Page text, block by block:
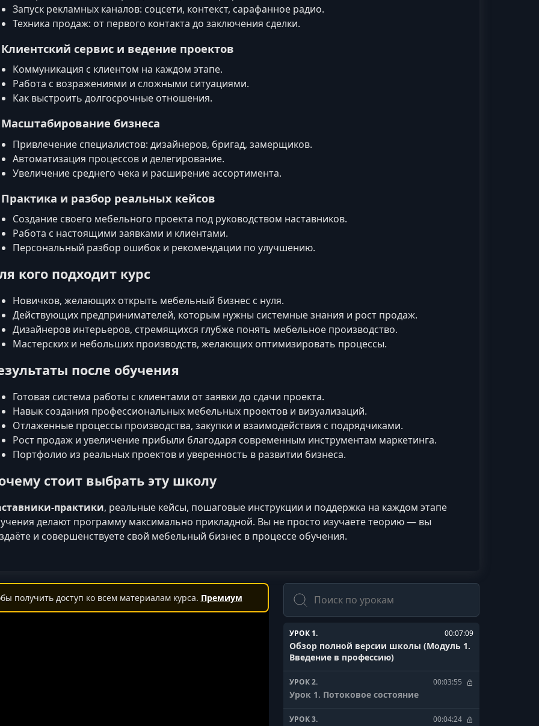
Запуск рекламных каналов: соцсети, контекст, сарафанное радио.
Техника продаж: от первого контакта до заключения сделки.
сервис и ведение проектов
Коммуникация с клиентом на каждом этапе.
Работа с возражениями и сложными ситуациями.
Как выстроить долгосрочные отношения.
бизнеса
Привлечение специалистов: дизайнеров, бригад, замерщиков.
Автоматизация процессов и делегирование.
Увеличение среднего чека и расширение ассортимента.
и разбор реальных кейсов
Создание своего мебельного проекта под руководством наставников.
Работа с настоящими заявками и клиентами.
Персональный разбор ошибок и рекомендации по улучшению.
кого подходит курс
Новичков, желающих открыть мебельный бизнес с нуля.
Действующих предпринимателей, которым нужны системные знания и рост продаж.
Дизайнеров интерьеров, стремящихся глубже понять мебельное производство.
Мастерских и небольших производств, желающих оптимизировать процессы.
после обучения
Готовая система работы с клиентами от заявки до сдачи проекта.
Навык создания профессиональных мебельных проектов и визуализаций.
Отлаженные процессы производства, закупки и взаимодействия с подрядчиками.
Рост продаж и увеличение прибыли благодаря современным инструментам маркетинга.
Портфолио из реальных проектов и уверенность в развитии бизнеса.
стоит выбрать эту школу
практики, реальные кейсы, пошаговые инструкции и поддержка на каждом этапе
делают программу максимально прикладной. Вы не просто изучаете теорию — вы
и совершенствуете свой мебельный бизнес в процессе обучения.
получить доступ ко всем материалам курса. Премиум
Поиск
УРОК 1. 00:07:09
Обзор полной версии школы (Модуль 1.
Введение в профессию)
УРОК 2. 00:03:55
Урок 1. Потоковое состояние
УРОК 3. 00:04:24